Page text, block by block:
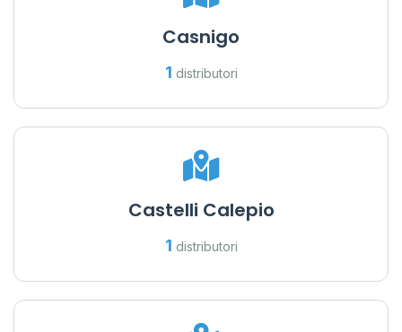
Casnigo
1 distributori
Castelli Calepio
1 distributori